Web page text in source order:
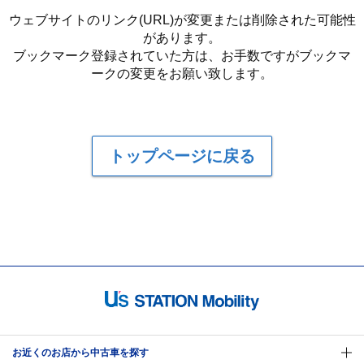
ウェブサイトのリンク(URL)が変更または削除された可能性
があります。
ブックマーク登録されていた方は、お手数ですがブックマ
ークの変更をお願い致します。
トップページに戻る
お近くのお店から中古車を探す